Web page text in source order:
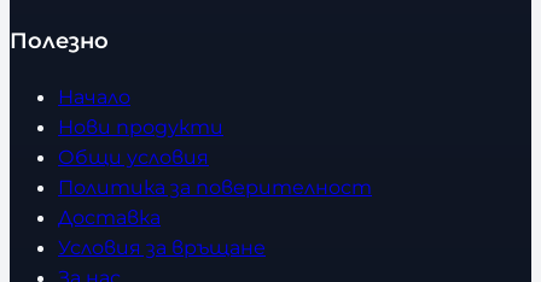
Полезно
Начало
Нови продукти
Общи условия
Политика за поверителност
Доставка
Условия за връщане
За нас